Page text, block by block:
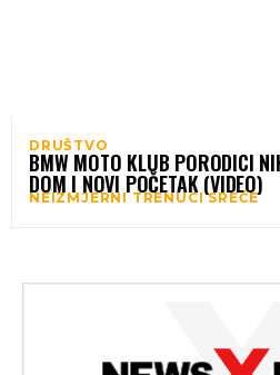
DRUŠTVO
BMW MOTO KLUB PORODICI
DOM I NOVI POČETAK (VIDEO)
NEIZMJERNI TRENUCI SREĆE